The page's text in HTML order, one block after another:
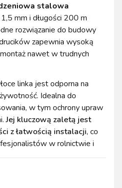
stalowa
mm i długości 200 m
rozwiązanie do budowy
zapewnia wysoką
nawet w trudnych
linka jest odporna na
Idealna do
w tym ochrony upraw
Jej kluczową zaletą jest
z łatwością instalacji, co
w rolnictwie i